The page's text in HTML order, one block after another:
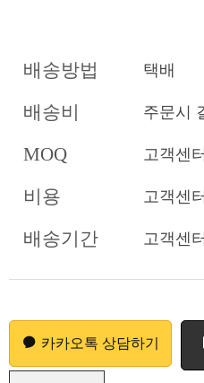
배송방법 택배
배송비 주문시
MOQ 고객센
비용 고객센
배송기간 고객센
카카오톡 상담하기